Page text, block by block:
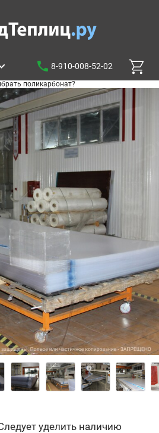
8-910-008-52-02
поликарбонат?
уделить наличию